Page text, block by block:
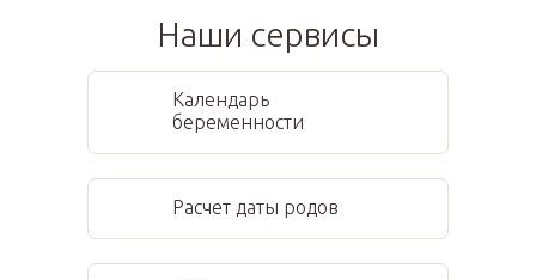
Наши сервисы
Календарь
беременности
Расчет даты родов